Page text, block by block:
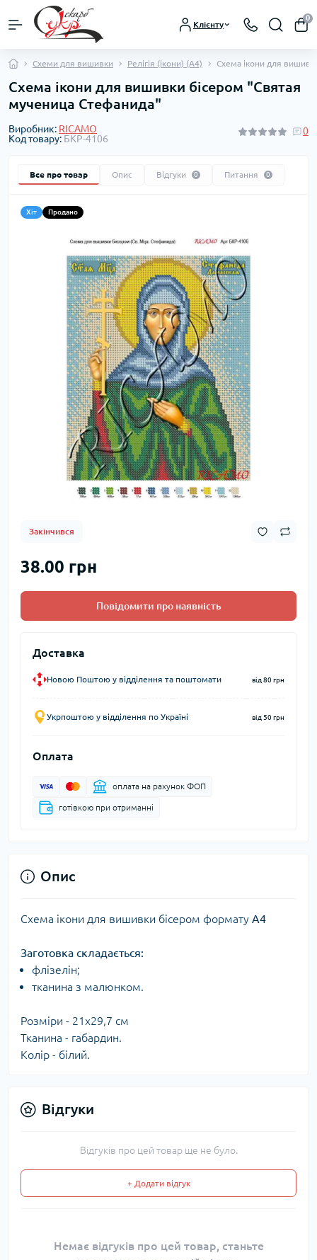
Клієнту
0
Схеми для вишивки Релігія (ікони) (А4) Схема ікони для
Схема ікони для вишивки бісером "Святая
мученица Стефанида"
Виробник: RICAMO
Код товару: БКР-4106
0
Все про товар Опис Відгуки 0 Питання 0
Хіт Продано
Закінчився
38.00 грн
Повідомити про наявність
Доставка
Новою Поштою у відділення та поштомати від 80 грн
Укрпоштою у відділення по Україні від 50 грн
Оплата
оплата на рахунок ФОП
готівкою при отриманні
Опис
Схема ікони для вишивки бісером формату А4
Заготовка складається:​
флізелін;
тканина з малюнком.
Розміри - 21x29,7 см
Тканина - габардин.
Колір - білий.
Відгуки
Відгуків про цей товар ще не було.
+ Додати відгук
Немає відгуків про цей товар, станьте